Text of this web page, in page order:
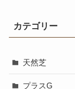
カテゴリー
天然芝
プラスG